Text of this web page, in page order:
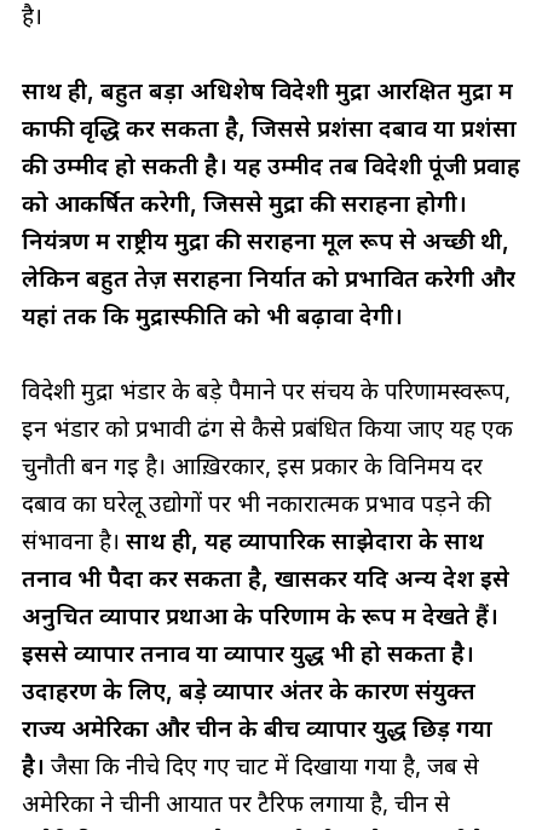
है।
साथ ही, बहुत बड़ा अधिशेष विदेशी मुद्रा आरक्षित मुद्रा में
काफी वृद्धि कर सकता है, जिससे प्रशंसा दबाव या प्रशंसा
की उम्मीद हो सकती है। यह उम्मीद तब विदेशी पूंजी प्रवाह
को आकर्षित करेगी, जिससे मुद्रा की सराहना होगी।
नियंत्रण में राष्ट्रीय मुद्रा की सराहना मूल रूप से अच्छी थी,
लेकिन बहुत तेज़ सराहना निर्यात को प्रभावित करेगी और
यहां तक ​​कि मुद्रास्फीति को भी बढ़ावा देगी।
विदेशी मुद्रा भंडार के बड़े पैमाने पर संचय के परिणामस्वरूप,
इन भंडार को प्रभावी ढंग से कैसे प्रबंधित किया जाए यह एक
चुनौती बन गई है। आख़िरकार, इस प्रकार के विनिमय दर
दबाव का घरेलू उद्योगों पर भी नकारात्मक प्रभाव पड़ने की
संभावना है। साथ ही, यह व्यापारिक साझेदारों के साथ
तनाव भी पैदा कर सकता है, खासकर यदि अन्य देश इसे
अनुचित व्यापार प्रथाओं के परिणाम के रूप में देखते हैं।
इससे व्यापार तनाव या व्यापार युद्ध भी हो सकता है।
उदाहरण के लिए, बड़े व्यापार अंतर के कारण संयुक्त
राज्य अमेरिका और चीन के बीच व्यापार युद्ध छिड़ गया
है। जैसा कि नीचे दिए गए चार्ट में दिखाया गया है, जब से
अमेरिका ने चीनी आयात पर टैरिफ लगाया है, चीन से